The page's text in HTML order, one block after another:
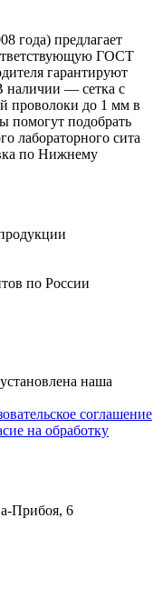
года) предлагает
ГОСТ
гарантируют
наличии — сетка с
проволоки до 1 мм в
помогут подобрать
лабораторного сита
по Нижнему
по России
наша
соглашение
на обработку
Прибоя, 6